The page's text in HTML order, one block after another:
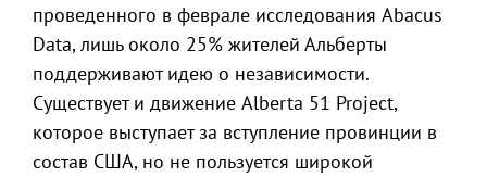
проведенного в феврале исследования Abacus
Data, лишь около 25% жителей Альберты
поддерживают идею о независимости.
Существует и движение Alberta 51 Project,
которое выступает за вступление провинции в
состав США, но не пользуется широкой